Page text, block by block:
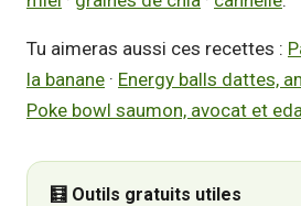
Tu aimeras aussi ces recettes :
la banane · Energy balls dattes,
Poke bowl saumon, avocat et
🧮 Outils gratuits utiles